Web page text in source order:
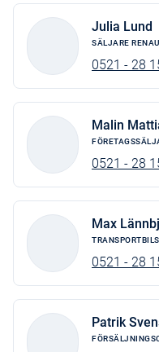
Avstängning kr-kudde
Växelspaksknopp i plast
Skydd underrede fram
Renault autom.
Sidoairbag med gardiner
Infällbar nyckel 3 knapp
Hatthylla ovanför förare
12V uttag i skåp
Easy Link 8" DAB+smartp
Medium hjulsidor 16t
Förardisplay3,5t svartvit
Solskydd (ej spegel) pass
Extra värmeelement hytt
Julia Lund
SÄLJARE
0521 - 28
Malin
0521 - 28
Max
0521 - 28
Patrik